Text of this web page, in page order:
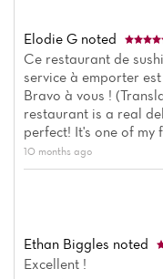
Elodie G noted
Ce restaurant de
service à emporter
Bravo à vous !
restaurant is a real
perfect! It's one of my
10 months ago
Ethan Biggles noted
Excellent !